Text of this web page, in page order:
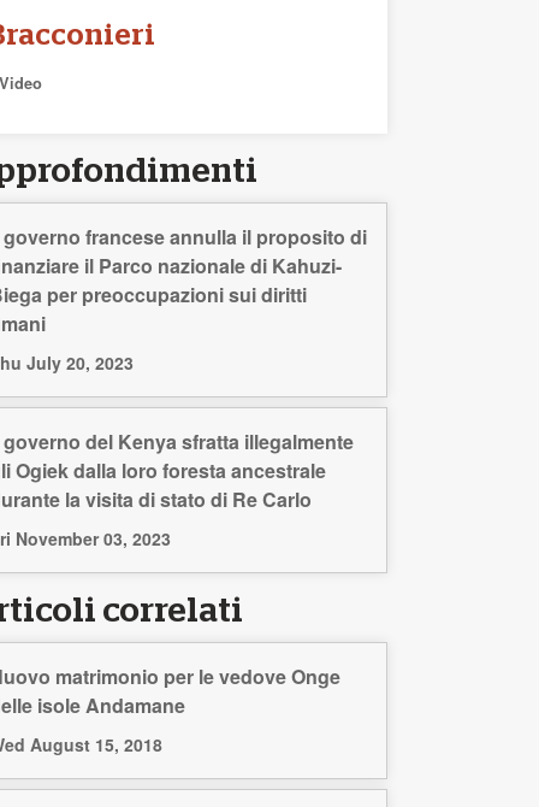
Video
governo francese annulla il proposito di
il Parco nazionale di Kahuzi-
per preoccupazioni sui diritti
July 20, 2023
governo del Kenya sfratta illegalmente
Ogiek dalla loro foresta ancestrale
la visita di stato di Re Carlo
November 03, 2023
correlati
matrimonio per le vedove Onge
isole Andamane
August 15, 2018